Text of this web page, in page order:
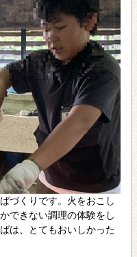
づくりです。火をおこし
できない調理の体験をし
は、とてもおいしかった